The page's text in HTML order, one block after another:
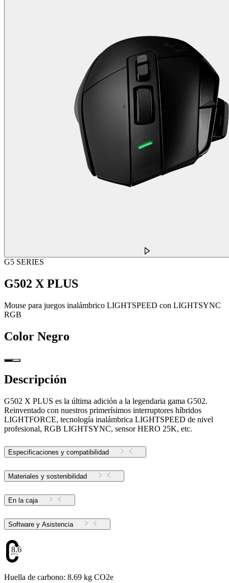
G5 SERIES
G502 X PLUS
Mouse para juegos inalámbrico LIGHTSPEED con LIGHTSYNC
RGB
Color Negro
Descripción
G502 X PLUS es la última adición a la legendaria gama G502.
Reinventado con nuestros primerísimos interruptores híbridos
LIGHTFORCE, tecnología inalámbrica LIGHTSPEED de nivel
profesional, RGB LIGHTSYNC, sensor HERO 25K, etc.
Especificaciones y compatibilidad
Materiales y sostenibilidad
En la caja
Software y Asistencia
8.69
Huella de carbono: 8.69 kg CO2e